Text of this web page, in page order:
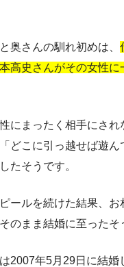
奥さんの馴れ初めは、
高史さんがその女性に
にまったく相手にされ
どこに引っ越せば遊ん
たそうです。
ールを続けた結果、お
のまま結婚に至ったそ
2007年5月29日に結婚